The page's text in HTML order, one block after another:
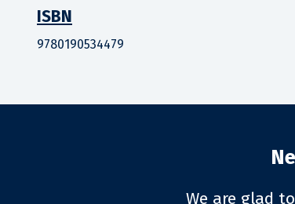
ISBN
9780190534479
We are glad